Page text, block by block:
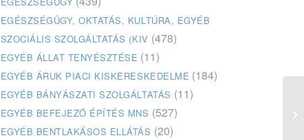
EGÉSZSÉGÜGY, OKTATÁS, KULTÚRA, EGYÉB
SZOCIÁLIS SZOLGÁLTATÁS (KIV (478)
EGYÉB ÁLLAT TENYÉSZTÉSE (11)
EGYÉB ÁRUK PIACI KISKERESKEDELME (184)
EGYÉB BÁNYÁSZATI SZOLGÁLTATÁS (11)
EGYÉB BEFEJEZŐ ÉPÍTÉS MNS (527)
EGYÉB BENTLAKÁSOS ELLÁTÁS (20)